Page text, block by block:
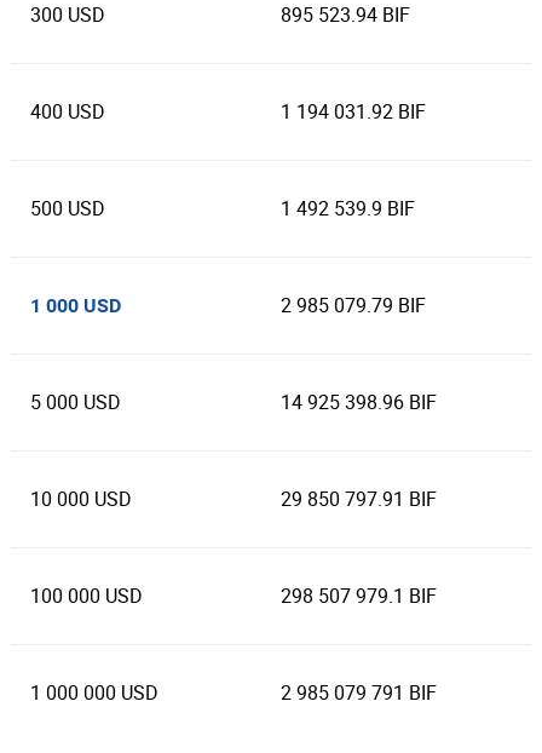
300 USD 895 523.94 BIF
400 USD 1 194 031.92 BIF
500 USD 1 492 539.9 BIF
1 000 USD 2 985 079.79 BIF
5 000 USD 14 925 398.96 BIF
10 000 USD 29 850 797.91 BIF
100 000 USD 298 507 979.1 BIF
1 000 000 USD 2 985 079 791 BIF